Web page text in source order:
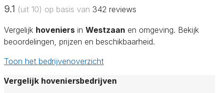
9.1 (uit 10) op basis van 342 reviews
Vergelijk hoveniers in Westzaan en omgeving. Bekijk
beoordelingen, prijzen en beschikbaarheid.
Toon het bedrijvenoverzicht
Vergelijk hoveniersbedrijven